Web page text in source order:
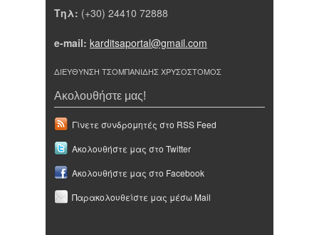
Τηλ: (+30) 24410 72888
e-mail: karditsaportal@gmail.com
ΔΙΕΥΘΥΝΣΗ ΤΣΟΜΠΑΝΙΔΗΣ ΧΡΥΣΟΣΤΟΜΟΣ
Ακολουθήστε μας!
Γίνετε συνδρομητές στο RSS Feed
Ακολουθήστε μας στο Twitter
Ακολουθήστε μας στο Facebook
Παρακολουθείστε μας μέσω Mail